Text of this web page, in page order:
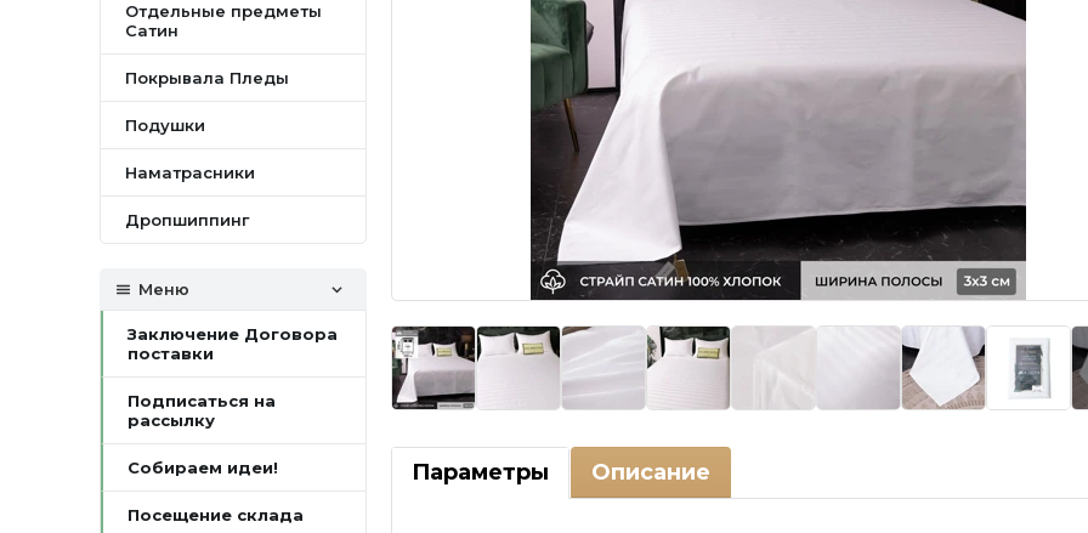
Параметры Описание
Отдельные предметы
Сатин
Покрывала Пледы
Подушки
Наматрасники
Дропшиппинг
Меню
Заключение Договора
поставки
Подписаться на
рассылку
Собираем идеи!
Посещение склада